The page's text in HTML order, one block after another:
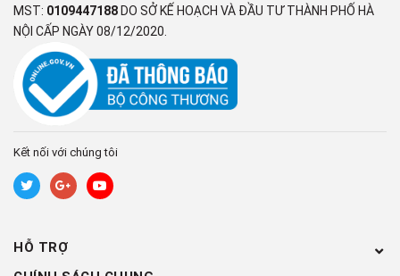
vi khuẩn, nấm mốc gây mùi, tác nhân gây dị ứng (mạt bụi gia
đình, phấn hoa, lông động vật,..) hiệu quả. Chương trình giặt này
rất phù hợp cho những gia đình có trẻ nhỏ, người già có sức đề
kháng yếu, hoặc những người có làn da nhạy cảm.
Ngoài ra, để giữ cho máy luôn sạch, LG đã trang bị Bình ngưng
tự động làm sạch, cho phép LG WT2517NHEG tự động làm
MST: 0109447188 DO SỞ KẾ HOẠCH VÀ ĐẦU TƯ THÀNH PHỐ HÀ
NỘI CẤP NGÀY 08/12/2020.
Kết nối với chúng tôi
HỖ TRỢ